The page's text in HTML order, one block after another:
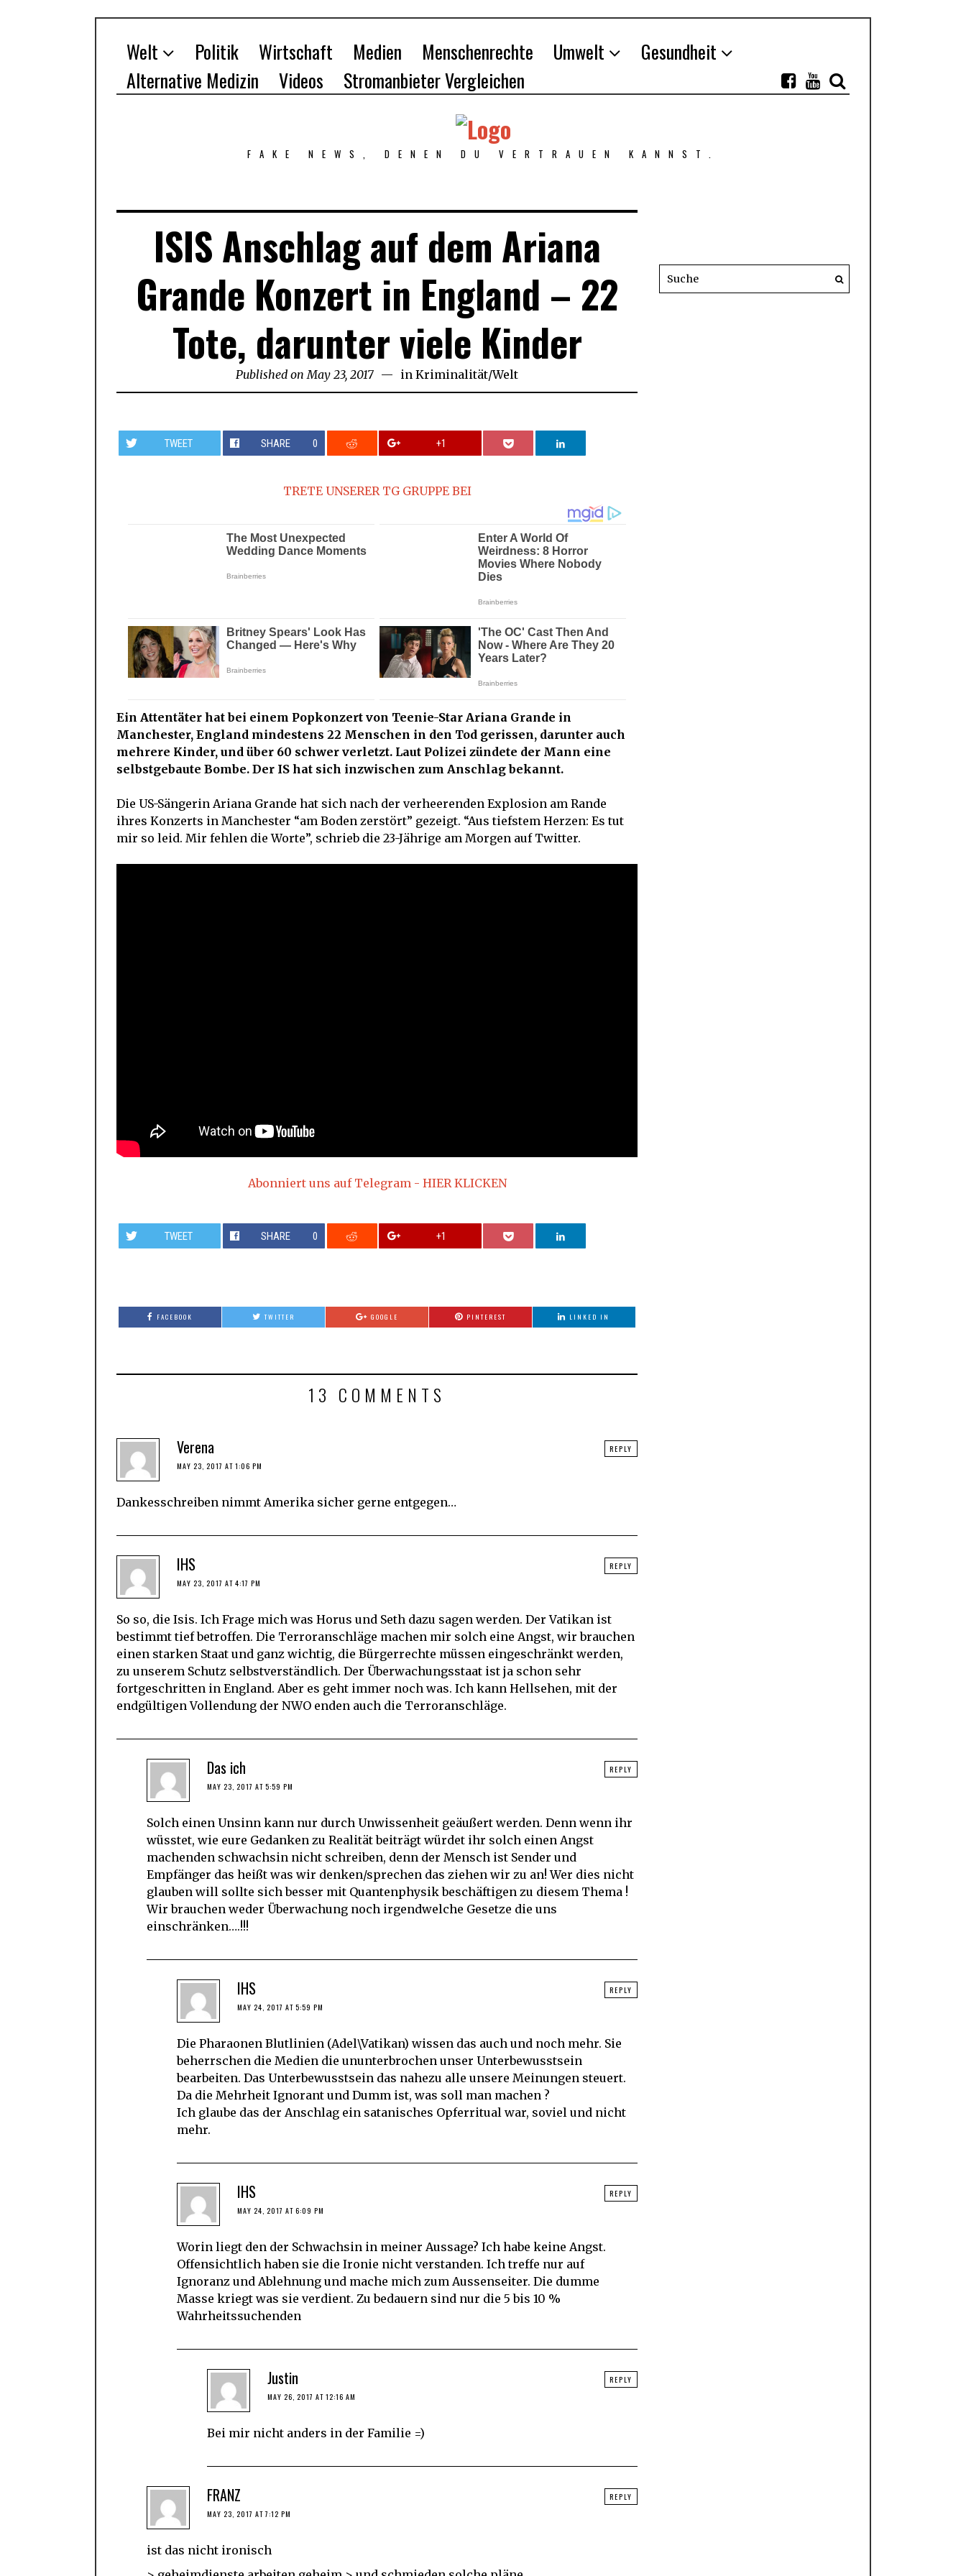
Welt Politik Wirtschaft Medien Menschenrechte Umwelt
Gesundheit
Alternative Medizin
Videos Stromanbieter Vergleichen
FAKE NEWS, DENEN DU VERTRAUEN KANNST.
ISIS Anschlag auf dem Ariana
Grande Konzert in England – 22
Tote, darunter viele Kinder
Published on May 23, 2017 May
23,
in Kriminalität/Welt
TWEET SHARE 0 +1
TRETE UNSERER TG GRUPPE BEI
Ein Attentäter hat bei einem Popkonzert von Teenie-Star Ariana Grande in
Manchester, England mindestens 22 Menschen in den Tod gerissen, darunter auch
mehrere Kinder, und über 60 schwer verletzt. Laut Polizei zündete der Mann eine
selbstgebaute Bombe. Der IS hat sich inzwischen zum Anschlag bekannt.
Die US-Sängerin Ariana Grande hat sich nach der verheerenden Explosion am Rande
ihres Konzerts in Manchester “am Boden zerstört” gezeigt. “Aus tiefstem Herzen: Es tut
mir so leid. Mir fehlen die Worte”, schrieb die 23-Jährige am Morgen auf Twitter.
Abonniert uns auf Telegram - HIER KLICKEN
TWEET SHARE 0 +1
FACEBOOK TWITTER GOOGLE PINTEREST LINKED IN
13 COMMENTS
Verena
MAY 23, 2017 AT 1:06 PM
Dankesschreiben nimmt Amerika sicher gerne entgegen…
REPLY
IHS
MAY 23, 2017 AT 4:17 PM
So so, die Isis. Ich Frage mich was Horus und Seth dazu sagen werden. Der Vatikan ist
bestimmt tief betroffen. Die Terroranschläge machen mir solch eine Angst, wir brauchen
einen starken Staat und ganz wichtig, die Bürgerrechte müssen eingeschränkt werden,
zu unserem Schutz selbstverständlich. Der Überwachungsstaat ist ja schon sehr
fortgeschritten in England. Aber es geht immer noch was. Ich kann Hellsehen, mit der
endgültigen Vollendung der NWO enden auch die Terroranschläge.
REPLY
Das ich
MAY 23, 2017 AT 5:59 PM
Solch einen Unsinn kann nur durch Unwissenheit geäußert werden. Denn wenn ihr
wüsstet, wie eure Gedanken zu Realität beiträgt würdet ihr solch einen Angst
machenden schwachsin nicht schreiben, denn der Mensch ist Sender und
Empfänger das heißt was wir denken/sprechen das ziehen wir zu an! Wer dies nicht
glauben will sollte sich besser mit Quantenphysik beschäftigen zu diesem Thema !
Wir brauchen weder Überwachung noch irgendwelche Gesetze die uns
einschränken….!!!
REPLY
IHS
MAY 24, 2017 AT 5:59 PM
Die Pharaonen Blutlinien (Adel\Vatikan) wissen das auch und noch mehr. Sie
beherrschen die Medien die ununterbrochen unser Unterbewusstsein
bearbeiten. Das Unterbewusstsein das nahezu alle unsere Meinungen steuert.
Da die Mehrheit Ignorant und Dumm ist, was soll man machen ?
Ich glaube das der Anschlag ein satanisches Opferritual war, soviel und nicht
mehr.
REPLY
IHS
MAY 24, 2017 AT 6:09 PM
Worin liegt den der Schwachsin in meiner Aussage? Ich habe keine Angst.
Offensichtlich haben sie die Ironie nicht verstanden. Ich treffe nur auf
Ignoranz und Ablehnung und mache mich zum Aussenseiter. Die dumme
Masse kriegt was sie verdient. Zu bedauern sind nur die 5 bis 10 %
Wahrheitssuchenden
REPLY
Justin
MAY 26, 2017 AT 12:16 AM
Bei mir nicht anders in der Familie =)
REPLY
FRANZ
MAY 23, 2017 AT 7:12 PM
ist das nicht ironisch
REPLY